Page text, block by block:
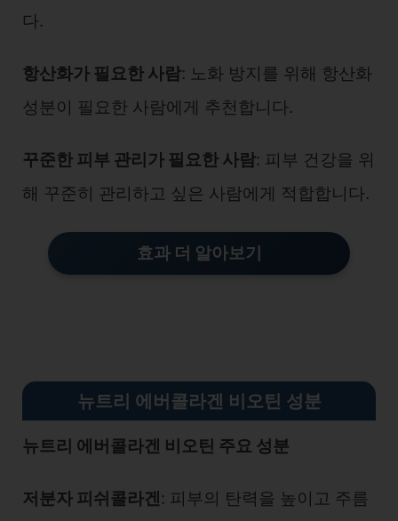
다.
항산화가 필요한 사람: 노화 방지를 위해 항산화
성분이 필요한 사람에게 추천합니다.
꾸준한 피부 관리가 필요한 사람: 피부 건강을 위
해 꾸준히 관리하고 싶은 사람에게 적합합니다.
효과 더 알아보기
뉴트리 에버콜라겐 비오틴 성분
뉴트리 에버콜라겐 비오틴 주요 성분
저분자 피쉬콜라겐: 피부의 탄력을 높이고 주름